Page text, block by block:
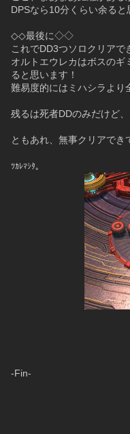
DPSなら10分くらい余ると
◇◇最後に◇◇
これでDD3つソロクリアで
オルトエウレカはボスのギ
ると思います！
難易度的にはミハシラより
残るは死者DDのみだけど
ともあれ、無事クリアでき
ﾂｶﾚﾏｼﾀ。
-Fin-